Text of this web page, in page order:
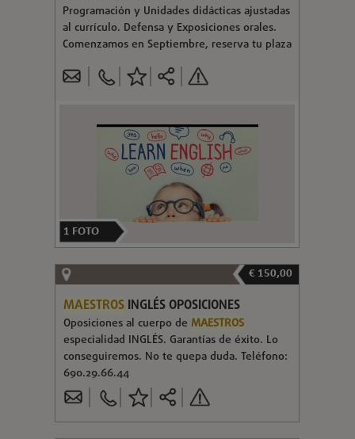
Programación y Unidades didácticas ajustadas
al currículo. Defensa y Exposiciones orales.
Comenzamos en Septiembre, reserva tu plaza
1 FOTO
€ 150,00
MAESTROS INGLÉS OPOSICIONES
Oposiciones al cuerpo de MAESTROS
especialidad INGLÉS. Garantías de éxito. Lo
conseguiremos. No te quepa duda. Teléfono:
690.29.66.44